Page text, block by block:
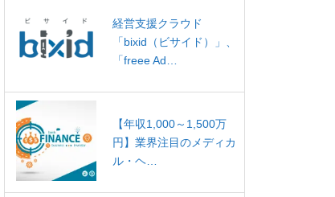
経営支援クラウド
「bixid（ビサイド）」、
「freee Ad…
【年収1,000～1,500万
円】業界注目のメディカ
ル・ヘ…